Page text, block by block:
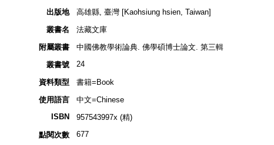
出版地
高雄縣, 臺灣 [Kaohsiung hsien, Taiwan]
叢書名
法藏文庫
附屬叢書
中國佛教學術論典. 佛學碩博士論文. 第三輯
叢書號
24
資料類型
書籍=Book
使用語言
中文=Chinese
ISBN
957543997x (精)
點閱次數
677